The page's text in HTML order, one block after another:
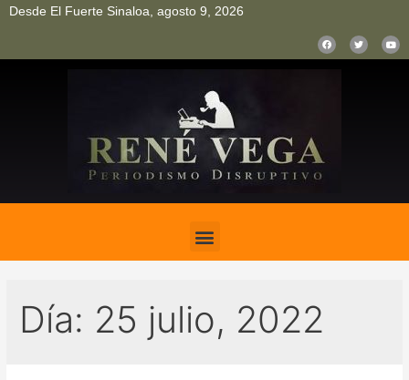
Desde El Fuerte Sinaloa, agosto 9, 2026
Día: 25 julio, 2022